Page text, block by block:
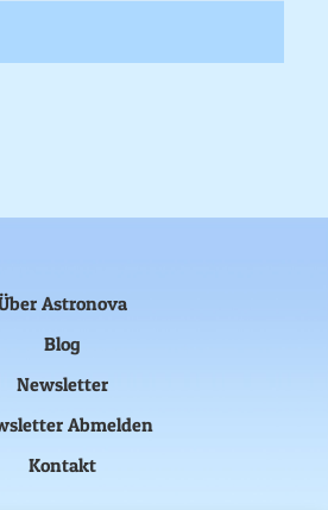
Astronova
Blog
Newsletter
Abmelden
Kontakt